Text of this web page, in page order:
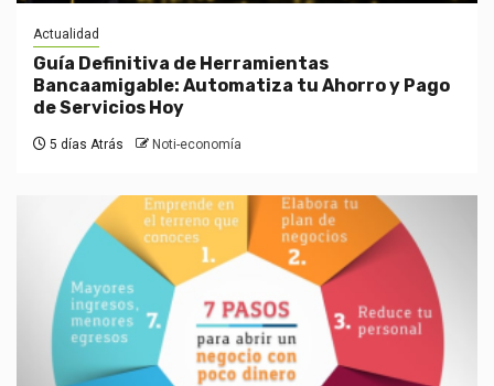
Actualidad
Guía Definitiva de Herramientas
Bancaamigable: Automatiza tu Ahorro y Pago
de Servicios Hoy
5 días Atrás Noti-economía